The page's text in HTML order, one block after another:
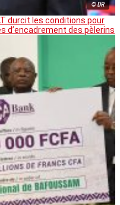
© DR
durcit les conditions pour
d’encadrement des pèlerins